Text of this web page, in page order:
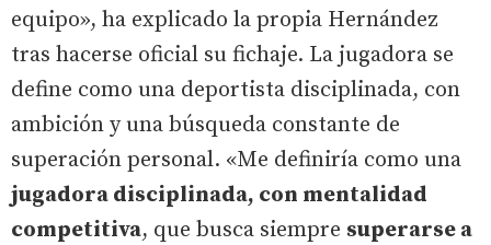
equipo», ha explicado la propia Hernández
tras hacerse oficial su fichaje. La jugadora se
define como una deportista disciplinada, con
ambición y una búsqueda constante de
superación personal. «Me definiría como una
jugadora disciplinada, con mentalidad
competitiva, que busca siempre superarse a